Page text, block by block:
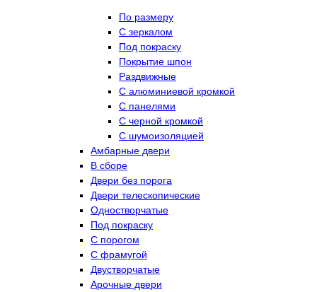
По размеру
C зеркалом
Под покраску
Покрытие шпон
Раздвижные
С алюминиевой кромкой
С панелями
С черной кромкой
С шумоизоляцией
Амбарные двери
В сборе
Двери без порога
Двери телескопические
Одностворчатые
Под покраску
С порогом
С фрамугой
Двустворчатые
Арочные двери